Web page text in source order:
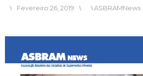
⑊ Fevereiro 26, 2019 ⑊ ⑊ASBRAMNews